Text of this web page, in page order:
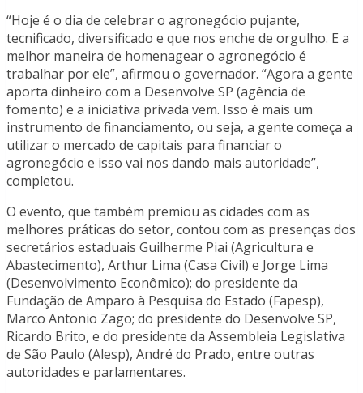
“Hoje é o dia de celebrar o agronegócio pujante,
tecnificado, diversificado e que nos enche de orgulho. E a
melhor maneira de homenagear o agronegócio é
trabalhar por ele”, afirmou o governador. “Agora a gente
aporta dinheiro com a Desenvolve SP (agência de
fomento) e a iniciativa privada vem. Isso é mais um
instrumento de financiamento, ou seja, a gente começa a
utilizar o mercado de capitais para financiar o
agronegócio e isso vai nos dando mais autoridade”,
completou.
O evento, que também premiou as cidades com as
melhores práticas do setor, contou com as presenças dos
secretários estaduais Guilherme Piai (Agricultura e
Abastecimento), Arthur Lima (Casa Civil) e Jorge Lima
(Desenvolvimento Econômico); do presidente da
Fundação de Amparo à Pesquisa do Estado (Fapesp),
Marco Antonio Zago; do presidente do Desenvolve SP,
Ricardo Brito, e do presidente da Assembleia Legislativa
de São Paulo (Alesp), André do Prado, entre outras
autoridades e parlamentares.